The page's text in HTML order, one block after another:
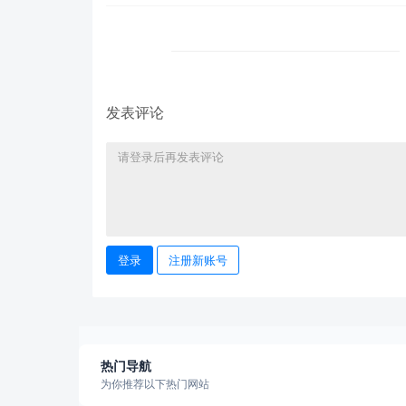
发表评论
登录 注册新账号
热门导航
为你推荐以下热门网站